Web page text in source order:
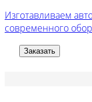
Изготавливаем
современного
Заказать